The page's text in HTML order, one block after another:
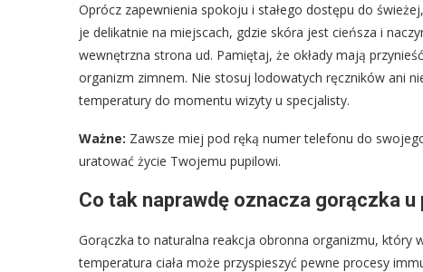
Oprócz zapewnienia spokoju i stałego dostępu do
je delikatnie na miejscach, gdzie skóra jest cieńsza i
wewnętrzna strona ud. Pamiętaj, że okłady mają
organizm zimnem. Nie stosuj lodowatych ręczników ani
temperatury do momentu wizyty u specjalisty.
Ważne: Zawsze miej pod ręką numer telefonu do
uratować życie Twojemu pupilowi.
Co tak naprawdę oznacza gorączka
Gorączka to naturalna reakcja obronna organizmu, który
temperatura ciała może przyspieszyć pewne procesy